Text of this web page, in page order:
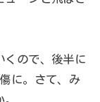
くので、後半に
に。さて、み